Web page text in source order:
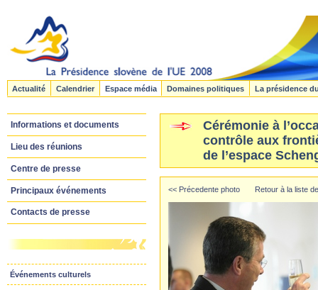
Actualité Calendrier Espace média Domaines politiques La présidence
Informations et documents
Lieu des réunions
Centre de presse
Principaux événements
Contacts de presse
Événements culturels
Cérémonie à
contrôle aux
de l’espace
<< Précedente photo Retour à la liste